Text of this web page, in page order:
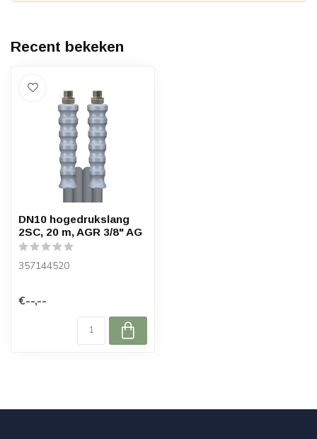
Recent bekeken
DN10 hogedrukslang
2SC, 20 m, AGR 3/8" AG
357144520
€--,--